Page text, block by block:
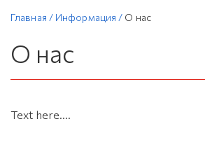
Главная / Информация / О нас
О нас
Text here....